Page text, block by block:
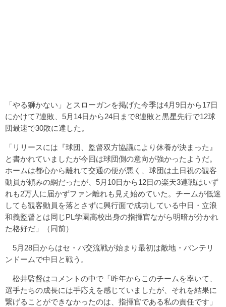
「やる獅かない」とスローガンを掲げた今季は4月9日から17日
にかけて7連敗、5月14日から24日まで8連敗と黒星先行で12球
団最速で30敗に達した。
「リリースには『球団、監督双方協議により休養が決まった』
と書かれていましたが今回は球団側の意向が強かったようだ。
ホームは都心から離れて交通の便が悪く、球団は土日祝の観客
動員が頼みの綱だったが、5月10日から12日の楽天3連戦はいず
れも2万人に届かずファン離れも見え始めていた。チームが低迷
しても観客動員を落とさずに興行面で成功している中日・立浪
和義監督とは同じPL学園高校出身の指揮官ながら明暗が分かれ
た格好だ」（同前）
5月28日からはセ・パ交流戦が始まり最初は敵地・バンテリ
ンドームで中日と戦う。
松井監督はコメントの中で「昨年からこのチームを率いて、
選手たちの成長には手応えを感じていましたが、それを結果に
繋げることができなかったのは、指揮官である私の責任です」